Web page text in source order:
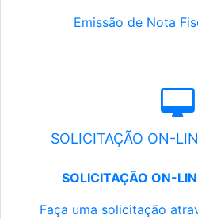
Emissão de Nota
SOLICITAÇÃO ON-
SOLICITAÇÃO ON-
Faça uma solicitação